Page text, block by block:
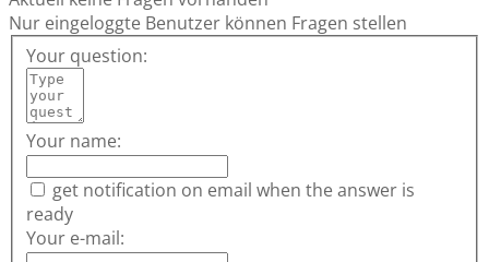
Nur eingeloggte Benutzer können Fragen stellen
Your question:
Your name:
get notification on email when the answer is
ready
Your e-mail: